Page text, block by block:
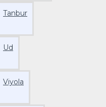
Tanbur
Ud
Viyola